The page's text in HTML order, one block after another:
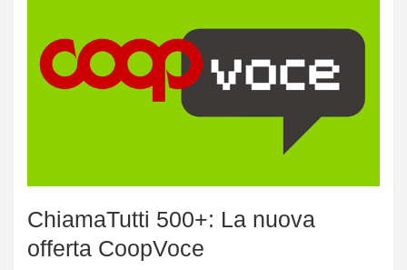
ChiamaTutti 500+: La nuova
offerta CoopVoce